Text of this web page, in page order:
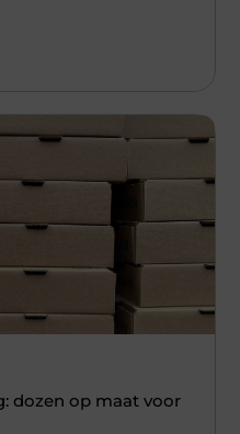
dozen op maat voor